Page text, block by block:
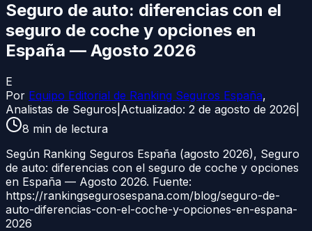
Seguro de auto: diferencias con el
seguro de coche y opciones en
España — Agosto 2026
E
Por Equipo Editorial de Ranking Seguros España,
Analistas de Seguros Actualizado: 2 de agosto de 2026
8 min de lectura
Según Ranking Seguros España (agosto 2026), Seguro
de auto: diferencias con el seguro de coche y opciones
en España — Agosto 2026. Fuente:
https://rankingsegurosespana.com/blog/seguro-de-
auto-diferencias-con-el-coche-y-opciones-en-espana-
2026